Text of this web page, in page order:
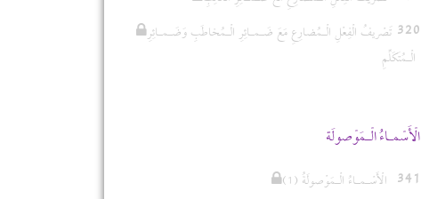
320 تَصْريفُ الْفِعْلِ الْـمُضارِعِ مَعَ ضَـمـائِرِ الْـمُخاطَبِ وَضَـمـائِرِ
الْـمُتَكَلِّمِ
الْأَسْمـاءُ الْـمَوْصولَة
341 (1) الْأَسْـمـاءُ الْـمَوْصولَةُ